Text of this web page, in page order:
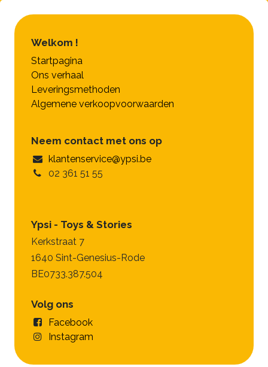
Welkom !
Startpagina
Ons verhaal
Leveringsmethoden
Algemene verkoopvoorwaarden
Neem contact met ons op
klantenservice@ypsi.be
02 361 51 55
Ypsi - Toys & Stories
Kerkstraat 7
1640 Sint-Genesius-Rode
BE0733.387.504
Volg ons
Facebook
Instagram